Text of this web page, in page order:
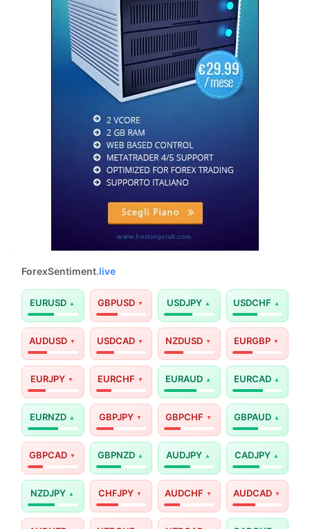
ForexSentiment.live
EURUSD GBPUSD USDJPY USDCHF
AUDUSD USDCAD NZDUSD EURGBP
EURJPY EURCHF EURAUD EURCAD
EURNZD GBPJPY GBPCHF GBPAUD
GBPCAD GBPNZD AUDJPY CADJPY
NZDJPY CHFJPY AUDCHF AUDCAD